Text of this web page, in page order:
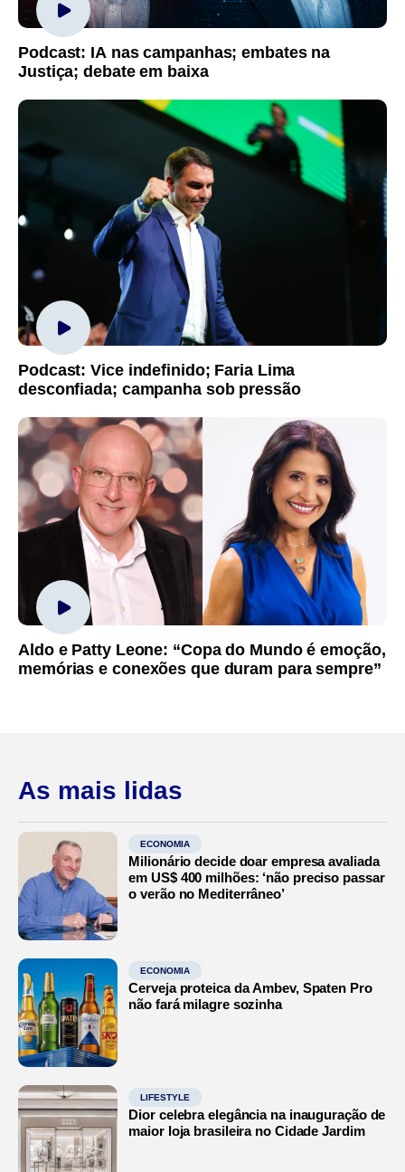
Podcast: IA nas campanhas; embates na
Justiça; debate em baixa
Podcast: Vice indefinido; Faria Lima
desconfiada; campanha sob pressão
Aldo e Patty Leone: “Copa do Mundo é emoção,
memórias e conexões que duram para sempre”
As mais lidas
ECONOMIA
Milionário decide doar empresa avaliada
em US$ 400 milhões: ‘não preciso passar
o verão no Mediterrâneo’
ECONOMIA
Cerveja proteica da Ambev, Spaten Pro
não fará milagre sozinha
LIFESTYLE
Dior celebra elegância na inauguração de
maior loja brasileira no Cidade Jardim